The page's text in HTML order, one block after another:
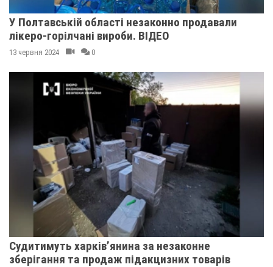
У Полтавській області незаконно продавали
лікеро-горілчані вироби. ВІДЕО
13 червня 2024 0
Судитимуть харків’янина за незаконне
зберігання та продаж підакцизних товарів